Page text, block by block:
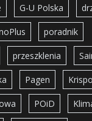
G-U Polska
poradnik
przeszklenia
Pagen
POiD